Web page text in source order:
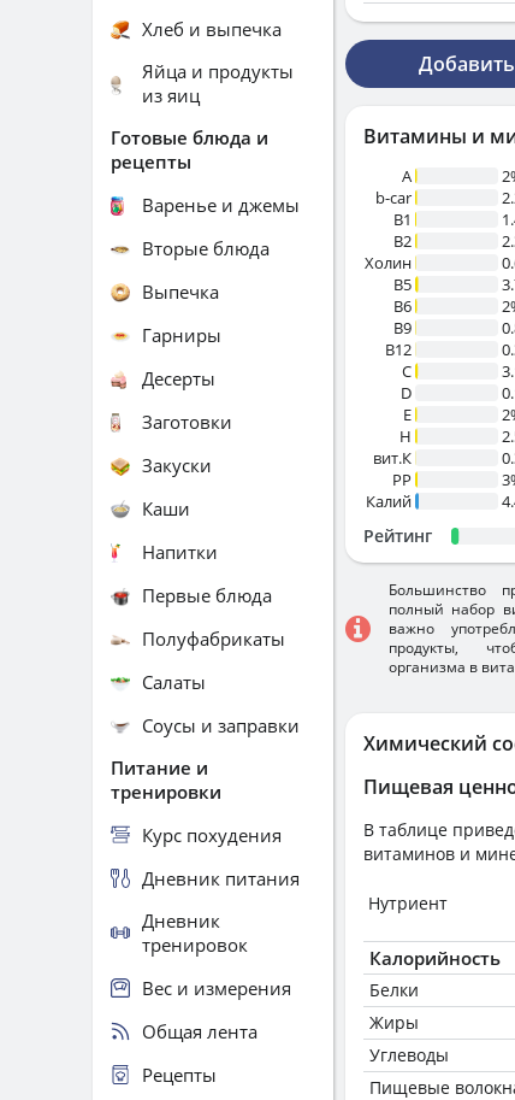
Химический
Пищевая
В таблице
витаминов и
Нутриент
Калорийность
Белки
Жиры
Углеводы
Пищевые
Витамины и
A
b-car
В1
B2
Холин
B5
B6
B9
B12
C
D
E
H
вит.К
PP
Калий
Рейтинг
Большинство
полный набор
важно
продукты,
организма в
Хлеб и выпечка
Яйца и продукты
из яиц
Готовые блюда и
рецепты
Варенье и джемы
Вторые блюда
Выпечка
Гарниры
Десерты
Заготовки
Закуски
Каши
Напитки
Первые блюда
Полуфабрикаты
Салаты
Соусы и заправки
Питание и
тренировки
Курс похудения
Дневник питания
Дневник
тренировок
Вес и измерения
Общая лента
Рецепты